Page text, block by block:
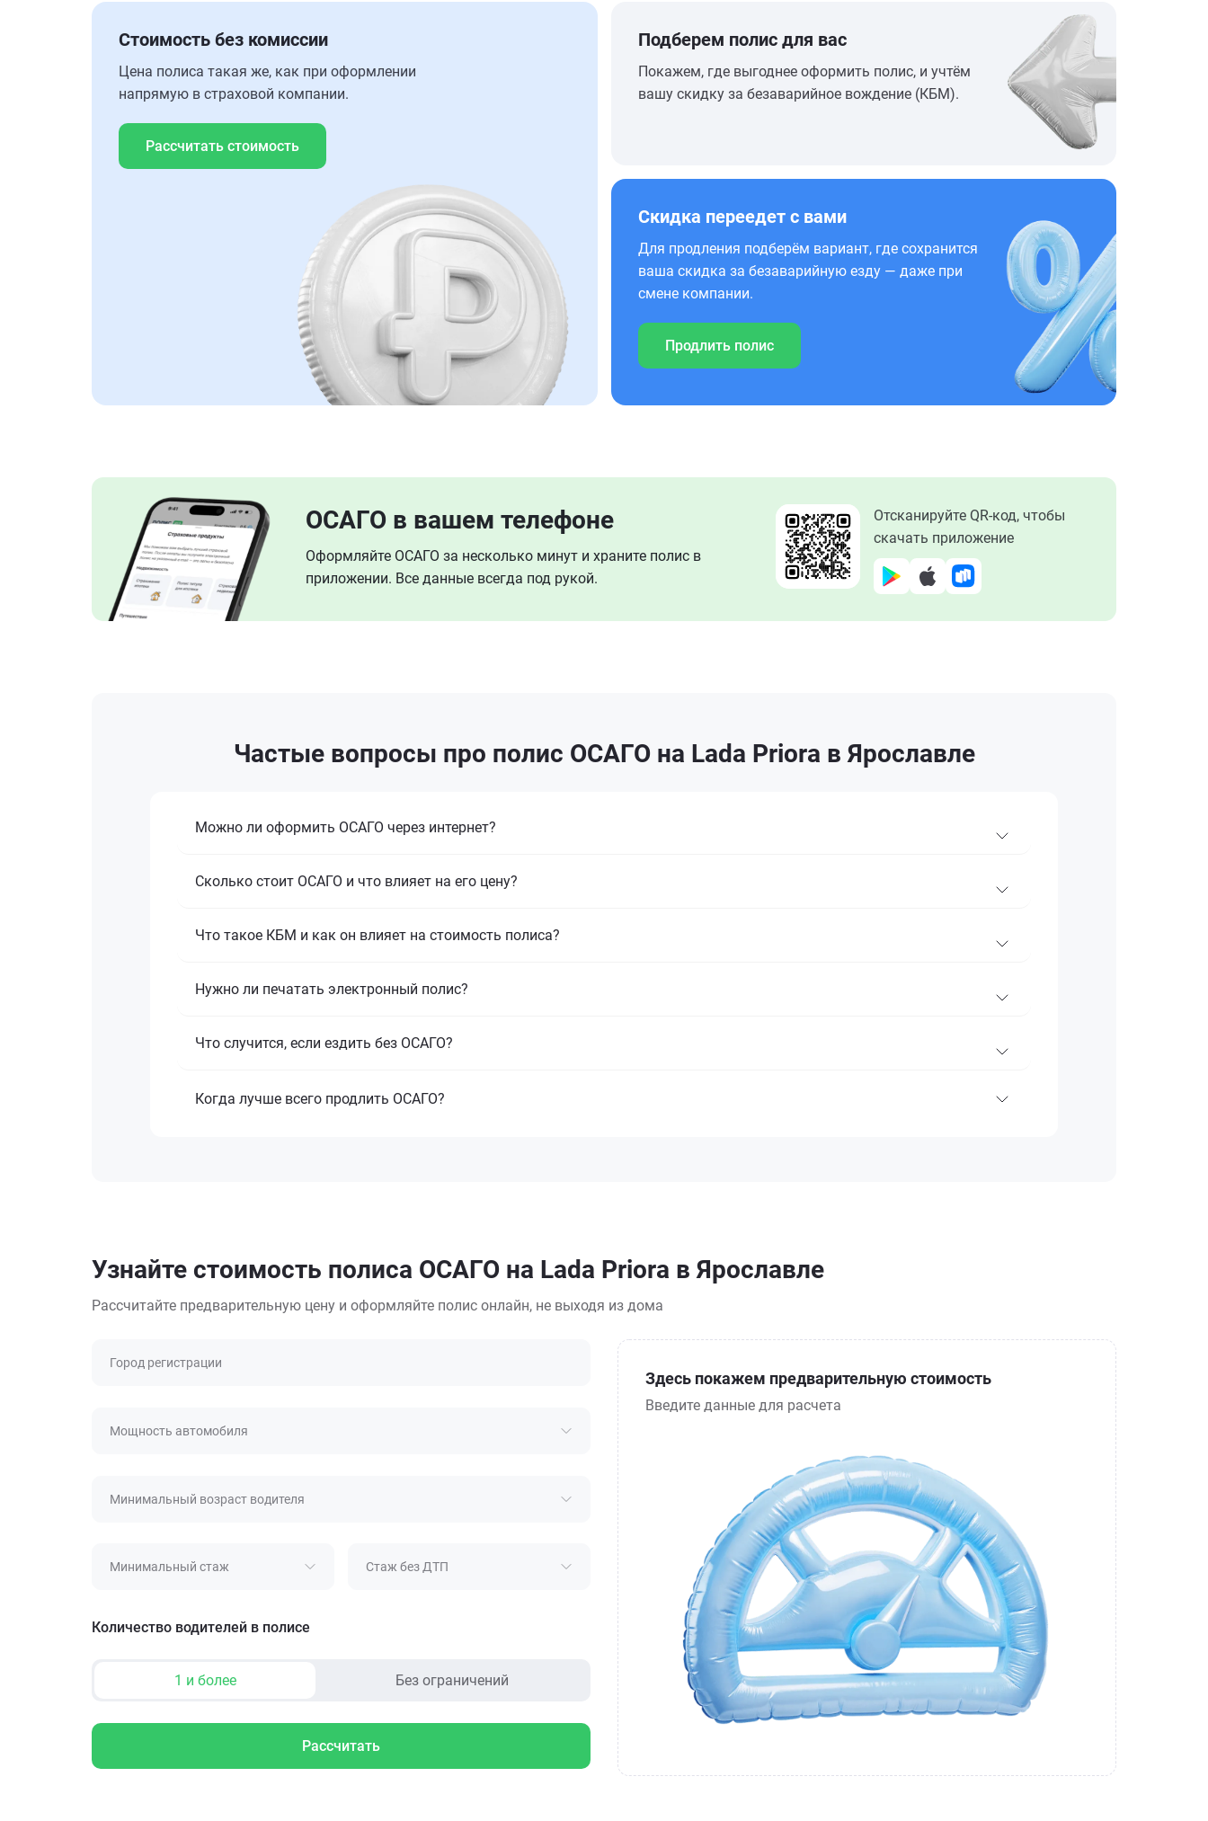
Стоимость без комиссии
Цена полиса такая же, как при оформлении
напрямую в страховой компании.
Рассчитать стоимость
Подберем полис для вас
Покажем, где выгоднее оформить полис, и учтём
вашу скидку за безаварийное вождение (КБМ).
Скидка переедет с вами
Для продления подберём вариант, где сохранится
ваша скидка за безаварийную езду — даже при
смене компании.
Продлить полис
ОСАГО в вашем телефоне
Оформляйте ОСАГО за несколько минут и храните полис в
приложении. Все данные всегда под рукой.
Отсканируйте QR-код, чтобы
скачать приложение
Частые вопросы про полис ОСАГО на Lada Priora в Ярославле
Можно ли оформить ОСАГО через интернет?
Сколько стоит ОСАГО и что влияет на его цену?
Что такое КБМ и как он влияет на стоимость полиса?
Нужно ли печатать электронный полис?
Что случится, если ездить без ОСАГО?
Когда лучше всего продлить ОСАГО?
Узнайте стоимость полиса ОСАГО на Lada Priora в Ярославле
Рассчитайте предварительную цену и оформляйте полис онлайн, не выходя из дома
Город регистрации
Мощность автомобиля
Минимальный возраст водителя
Минимальный стаж Стаж без ДТП
Количество водителей в полисе
1 и более Без ограничений
Рассчитать
Здесь покажем предварительную стоимость
Введите данные для расчета